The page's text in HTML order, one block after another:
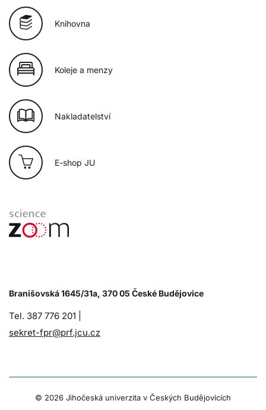
Knihovna
Koleje a menzy
Nakladatelství
E-shop JU
Branišovská 1645/31a, 370 05 České Budějovice
Tel. 387 776 201 |
sekret-fpr@prf.jcu.cz
© 2026 Jihočeská univerzita v Českých Budějovicích